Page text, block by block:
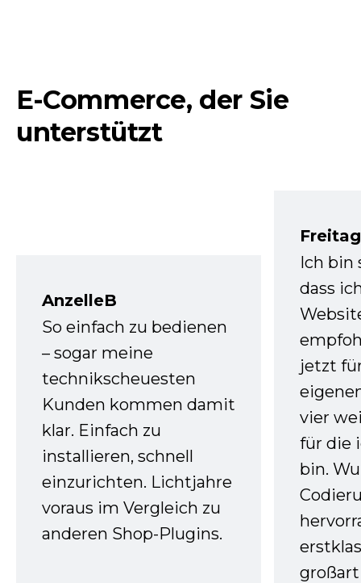
E-Commerce, der Sie
unterstützt
AnzelleB
So einfach zu bedienen
– sogar meine
technikscheuesten
Kunden kommen damit
klar. Einfach zu
installieren, schnell
einzurichten. Lichtjahre
voraus im Vergleich zu
anderen Shop-Plugins.
Ich bin
dass
jetzt
vier
für die
bin.